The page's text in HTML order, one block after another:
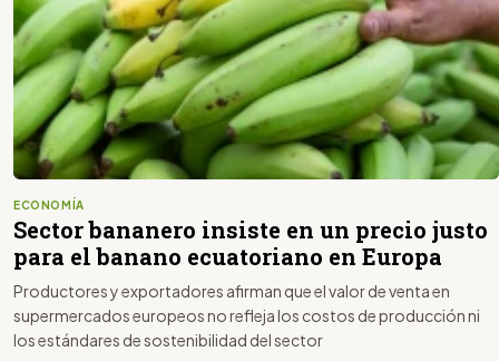
ECONOMÍA
Sector bananero insiste en un precio justo
para el banano ecuatoriano en Europa
Productores y exportadores afirman que el valor de venta en
supermercados europeos no refleja los costos de producción ni
los estándares de sostenibilidad del sector